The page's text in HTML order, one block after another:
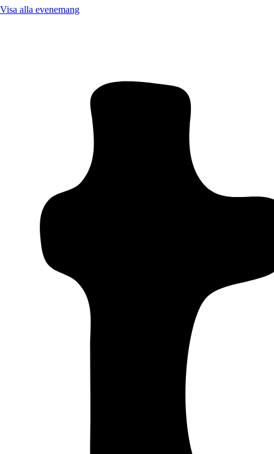
Visa alla evenemang